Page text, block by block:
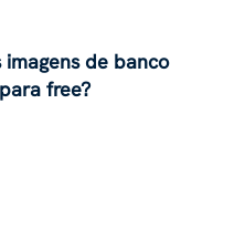
de banco
free?